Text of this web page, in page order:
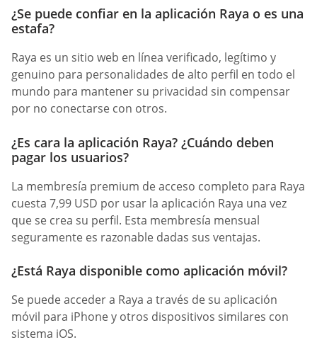
¿Se puede confiar en la aplicación Raya o es una
estafa?
Raya es un sitio web en línea verificado, legítimo y
genuino para personalidades de alto perfil en todo el
mundo para mantener su privacidad sin compensar
por no conectarse con otros.
¿Es cara la aplicación Raya? ¿Cuándo deben
pagar los usuarios?
La membresía premium de acceso completo para Raya
cuesta 7,99 USD por usar la aplicación Raya una vez
que se crea su perfil. Esta membresía mensual
seguramente es razonable dadas sus ventajas.
¿Está Raya disponible como aplicación móvil?
Se puede acceder a Raya a través de su aplicación
móvil para iPhone y otros dispositivos similares con
sistema iOS.